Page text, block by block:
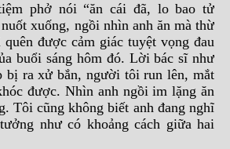
phở nói “ăn cái đã, lo bao tử
xuống, ngồi nhìn anh ăn mà thừ
được cảm giác tuyệt vọng đau
buổi sáng hôm đó. Lời bác sĩ như
bị ra xử bắn, người tôi run lên, mắt
được. Nhìn anh ngồi im lặng ăn
Tôi cũng không biết anh đang nghĩ
như có khoảng cách giữa hai